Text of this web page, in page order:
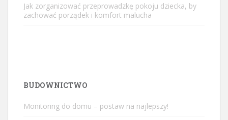
Jak zorganizować przeprowadzkę pokoju dziecka, by
zachować porządek i komfort malucha
BUDOWNICTWO
Monitoring do domu – postaw na najlepszy!